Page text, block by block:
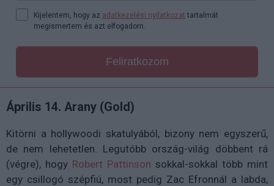
Kijelentem, hogy az adatkezelési nyilatkozat tartalmát
megismertem és azt elfogadom.
Feliratkozom
Április 14. Arany (Gold)
Kitörni a hollywoodi skatulyából, bizony nem egyszerű,
de nem lehetetlen. Legutóbb ország-világ döbbent rá
(végre), hogy Robert Pattinson sokkal-sokkal több mint
egy csillogó szépfiú, most pedig Zac Efronnál a labda,